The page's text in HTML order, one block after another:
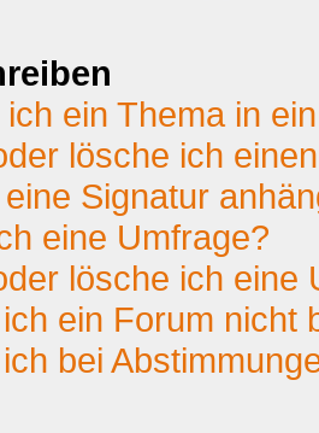
ein Thema in
lösche ich
Signatur
eine Umfrage?
lösche ich eine
ein Forum nicht
bei